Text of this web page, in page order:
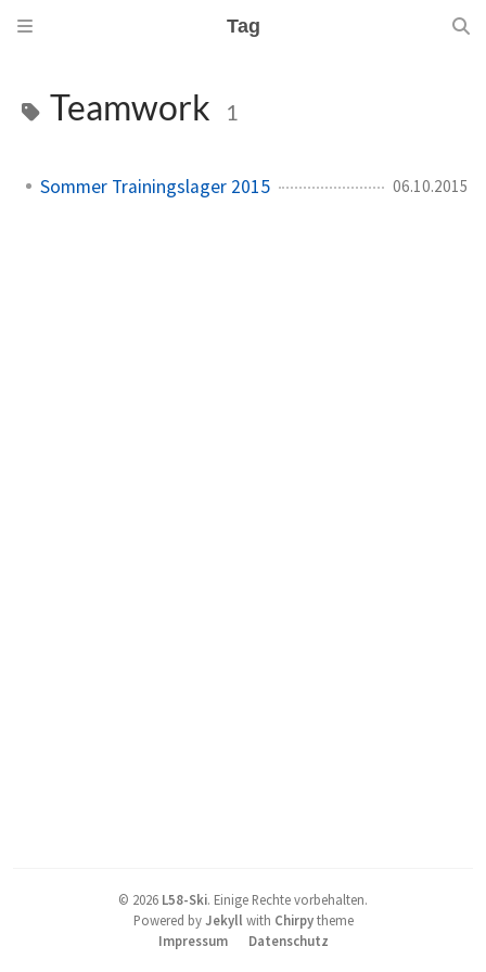
Tag
Teamwork 1
Sommer Trainingslager 2015 06.10.2015
© 2026 L58-Ski. Einige Rechte vorbehalten.
Powered byJekyll with Chirpytheme
Impressum
Datenschutz